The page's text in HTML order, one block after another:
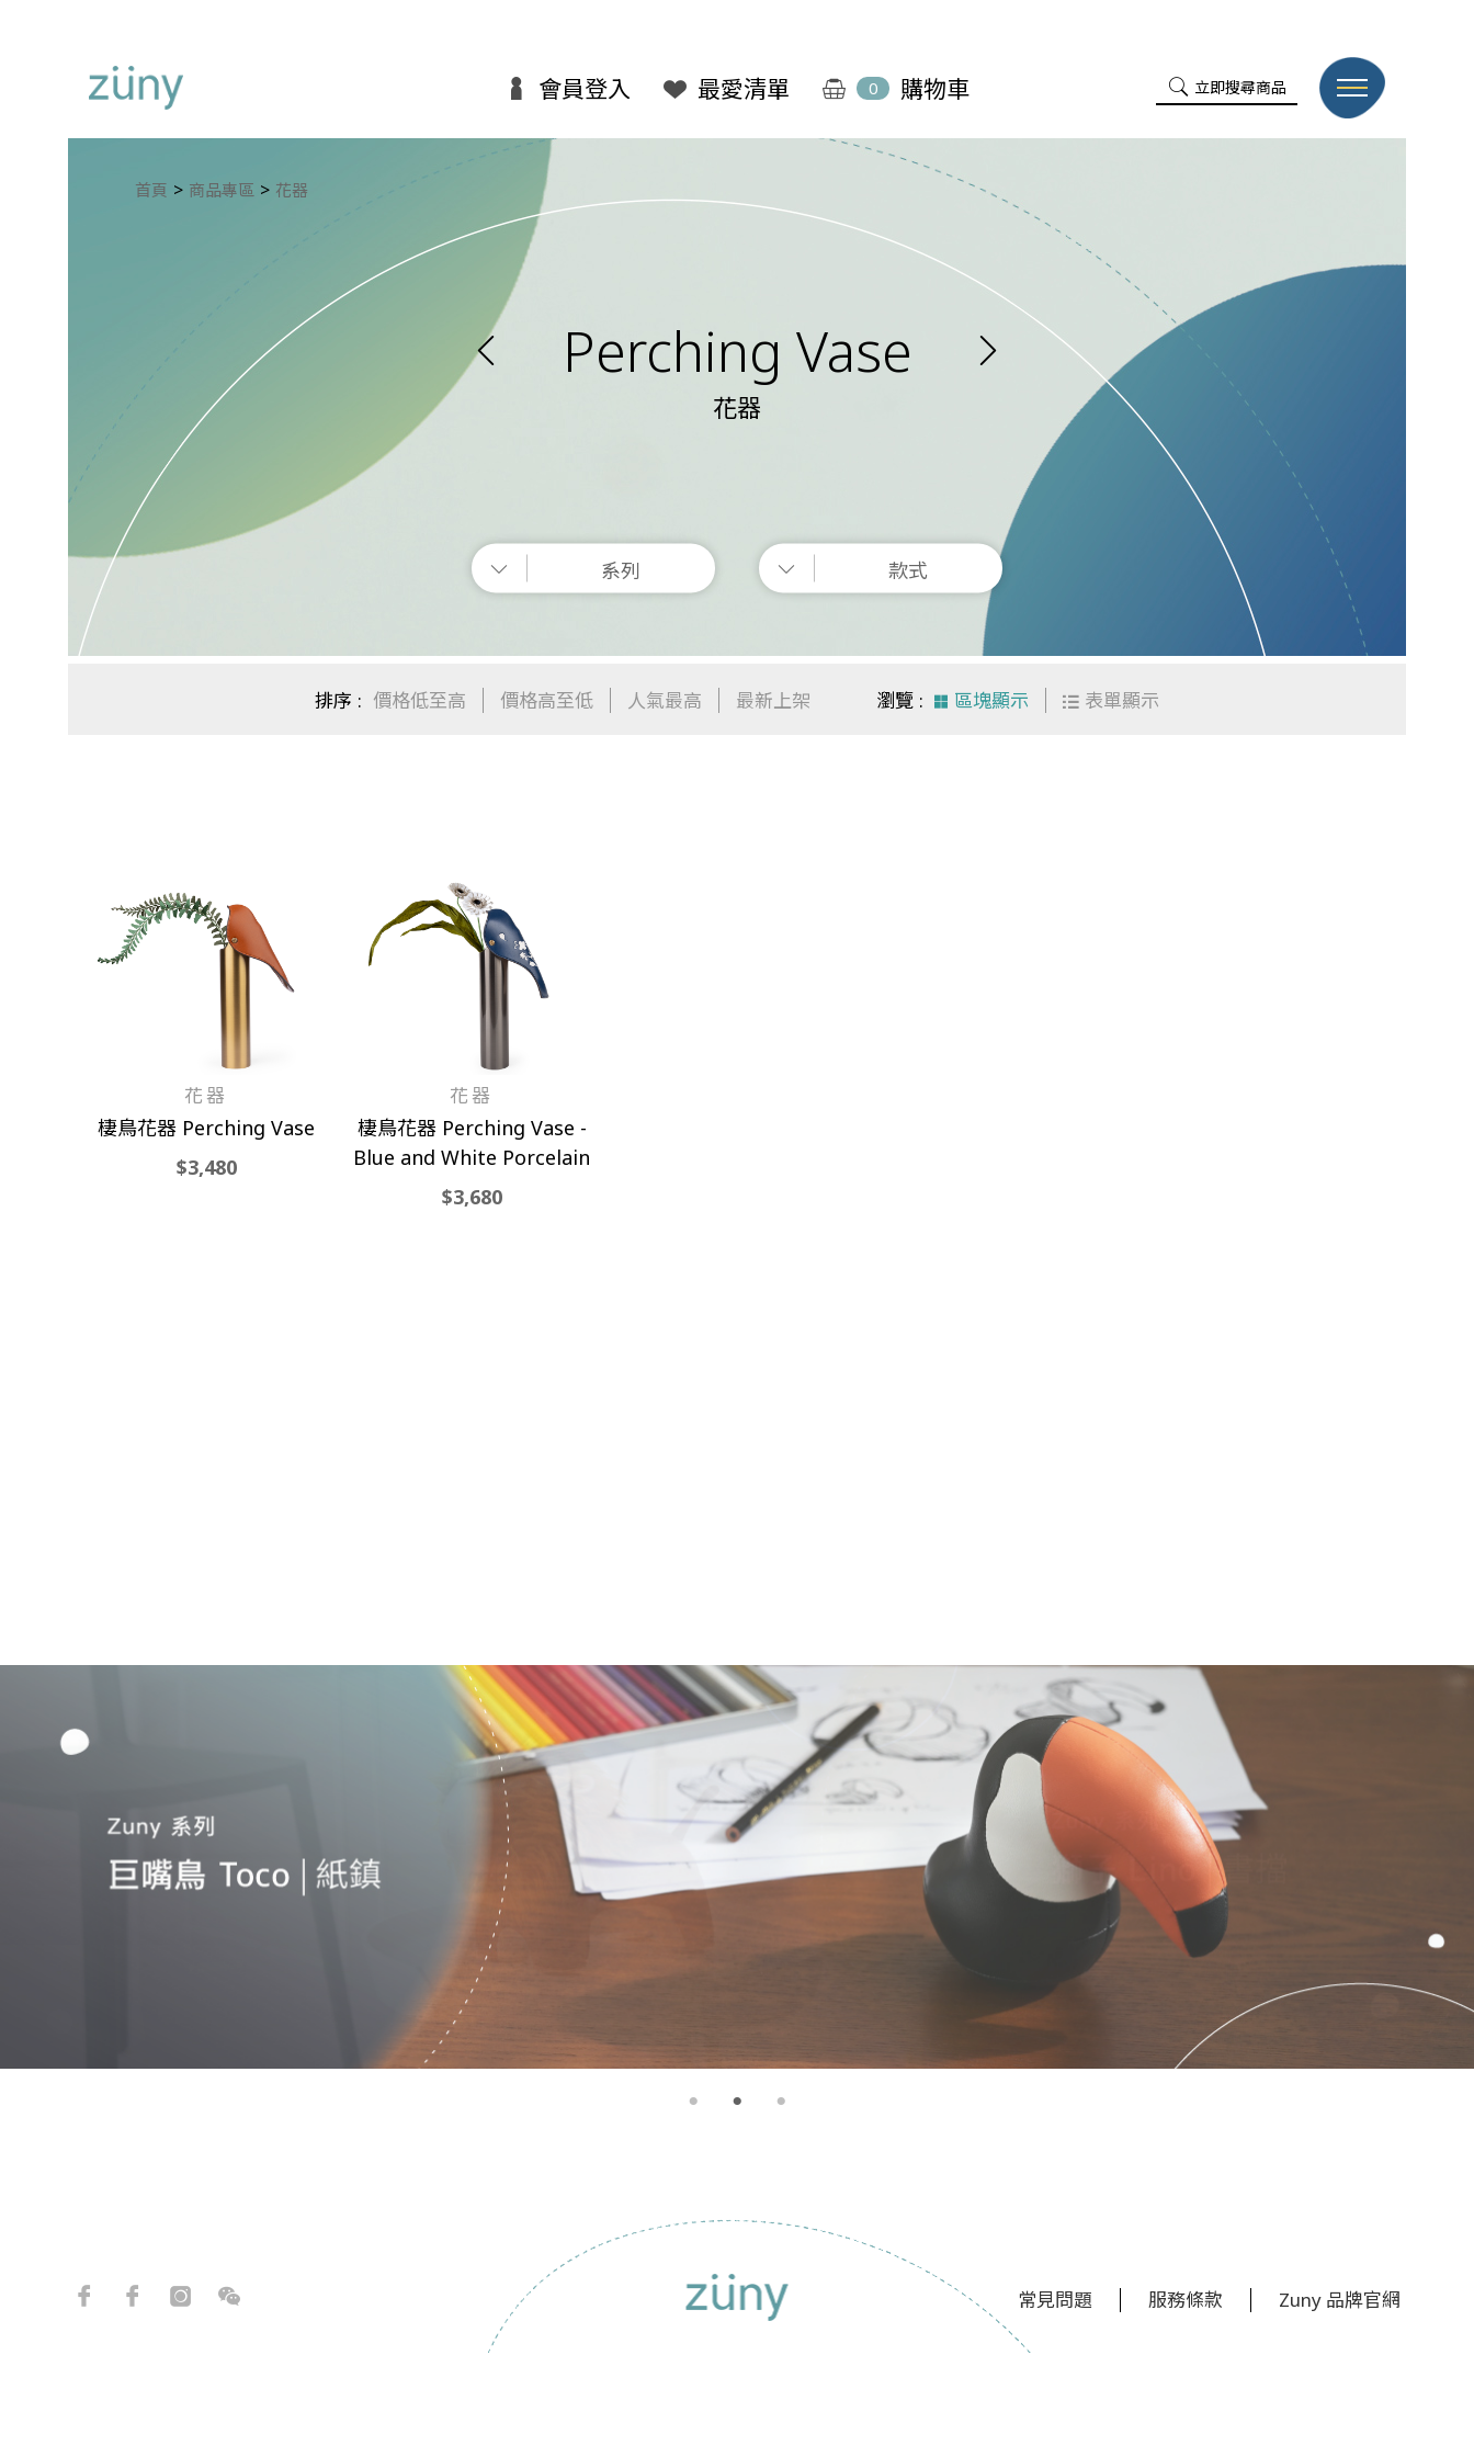
立即搜尋商品
會員登入 最愛清單 0 購物車
首頁 商品專區 花器
Perching Vase
花器
系列 款式
排序 價格低至高 價格高至低 人氣最高 最新上架 瀏覽 區塊顯示 表單顯示
花器
棲鳥花器 Perching Vase
3,480
花器
棲鳥花器 Perching Vase -
Blue and White Porcelain
3,680
常見問題 服務條款 Zuny 品牌官網